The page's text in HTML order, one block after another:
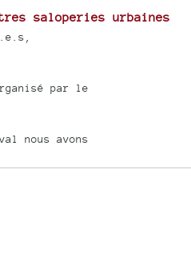
saloperies urbaines
par le
nous avons